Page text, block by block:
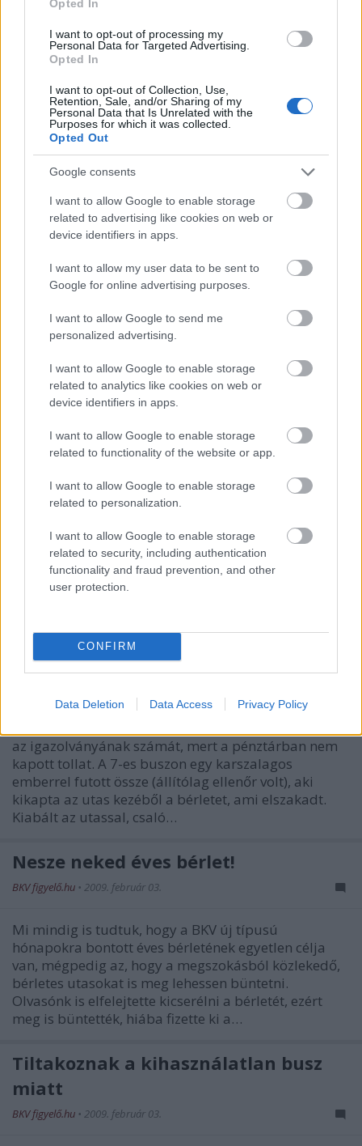
Opted In
I want to opt-out of processing my
Personal Data for Targeted Advertising.
Opted In
I want to opt-out of Collection, Use,
Retention, Sale, and/or Sharing of my
Personal Data that Is Unrelated with the
Purposes for which it was collected.
Opted Out
Google consents
I want to allow Google to enable storage
related to advertising like cookies on web or
device identifiers in apps.
I want to allow my user data to be sent to
Google for online advertising purposes.
I want to allow Google to send me
personalized advertising.
I want to allow Google to enable storage
related to analytics like cookies on web or
device identifiers in apps.
I want to allow Google to enable storage
related to functionality of the website or app.
I want to allow Google to enable storage
related to personalization.
I want to allow Google to enable storage
related to security, including authentication
functionality and fraud prevention, and other
user protection.
CONFIRM
Data Deletion Data Access Privacy Policy
BKV figyelő.hu
Olvasónk levideózott egy ellenőrrel kiabáló
sajnos csak a jogaival volt tisztában, a
kötelességeivel nem, ezért nem nagyon akart
együttműködni az anyázást jól tűrő ellenőrrel. Egy
utas kiállt az ellenőr mellett és rászólt a…
„Hívjál rendőrt te f@sszopó”
BKV figyelő.hu• 2009. február 04.
Olvasónk levideózott egy ellenőrrel kiabáló
sajnos csak a jogaival volt tisztában, a
kötelességeivel nem, ezért nem nagyon akart
együttműködni az anyázást jól tűrő ellenőrrel. Egy
utas kiállt az ellenőr mellett és rászólt a…
Eltépte a bérletet az idegbeteg
ellenőr
az igazolványának számát, mert a pénztárban nem
kapott tollat. A 7-es buszon egy karszalagos
emberrel futott össze (állítólag ellenőr volt), aki
kikapta az utas kezéből a bérletet, ami elszakadt.
Kiabált az utassal, csaló…
Nesze neked éves bérlet!
BKV figyelő.hu • 2009. február 03.
Mi mindig is tudtuk, hogy a BKV új típusú
hónapokra bontott éves bérletének egyetlen célja
van, mégpedig az, hogy a megszokásból közlekedő,
bérletes utasokat is meg lehessen büntetni.
Olvasónk is elfelejtette kicserélni a bérletét, ezért
meg is büntették, hiába fizette ki a…
Tiltakoznak a kihasználatlan busz
miatt
BKV figyelő.hu • 2009. február 03.